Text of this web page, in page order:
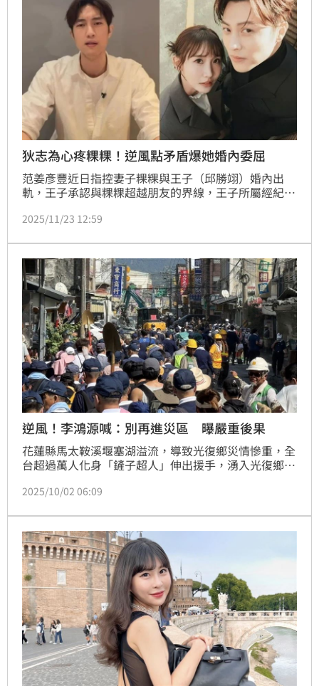
狄志為心疼粿粿！逆風點矛盾爆她婚內委屈
范姜彥豐近日指控妻子粿粿與王子（邱勝翊）婚內出
軌，王子承認與粿粿超越朋友的界線，王子所屬經紀公
在網路延燒。對此，資深名嘴狄志為也坦言，第一時間
2025/11/23 12:59
逆風！李鴻源喊：別再進災區 曝嚴重後果
花蓮縣馬太鞍溪堰塞湖溢流，導致光復鄉災情慘重，全
台超過萬人化身「鏟子超人」伸出援手，湧入光復鄉協
李鴻源則認為，表示若自己是指揮官，會呼籲「一般民
2025/10/02 06:09